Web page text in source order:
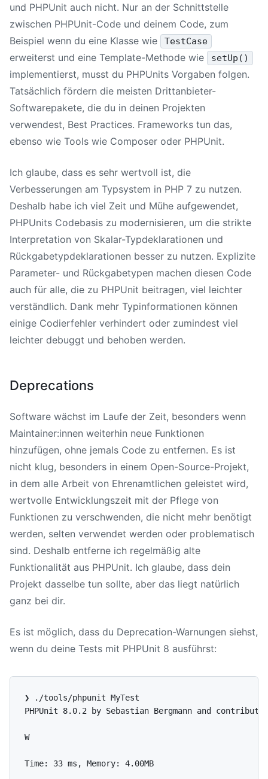
und PHPUnit auch nicht. Nur an der Schnittstelle
zwischen PHPUnit-Code und deinem Code, zum
Beispiel wenn du eine Klasse wie
TestCase
erweiterst und eine Template-Methode wie setUp()
implementierst, musst du PHPUnits Vorgaben folgen.
Tatsächlich fördern die meisten Drittanbieter-
Softwarepakete, die du in deinen Projekten
verwendest, Best Practices. Frameworks tun das,
ebenso wie Tools wie Composer oder PHPUnit.
Ich glaube, dass es sehr wertvoll ist, die
Verbesserungen am Typsystem in PHP 7 zu nutzen.
Deshalb habe ich viel Zeit und Mühe aufgewendet,
PHPUnits Codebasis zu modernisieren, um die strikte
Interpretation von Skalar-Typdeklarationen und
Rückgabetypdeklarationen besser zu nutzen. Explizite
Parameter- und Rückgabetypen machen diesen Code
auch für alle, die zu PHPUnit beitragen, viel leichter
verständlich. Dank mehr Typinformationen können
einige Codierfehler verhindert oder zumindest viel
leichter debuggt und behoben werden.
Deprecations
Software wächst im Laufe der Zeit, besonders wenn
Maintainer:innen weiterhin neue Funktionen
hinzufügen, ohne jemals Code zu entfernen. Es ist
nicht klug, besonders in einem Open-Source-Projekt,
in dem alle Arbeit von Ehrenamtlichen geleistet wird,
wertvolle Entwicklungszeit mit der Pflege von
Funktionen zu verschwenden, die nicht mehr benötigt
werden, selten verwendet werden oder problematisch
sind. Deshalb entferne ich regelmäßig alte
Funktionalität aus PHPUnit. Ich glaube, dass dein
Projekt dasselbe tun sollte, aber das liegt natürlich
ganz bei dir.
Es ist möglich, dass du Deprecation-Warnungen siehst,
wenn du deine Tests mit PHPUnit 8 ausführst:
PHPUnit 8.0.2 by Sebastian Bergmann and
W                                                  1 /
Time: 33 ms, Memory: 4.00MB